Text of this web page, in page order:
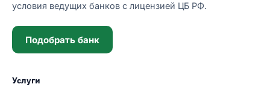
условия ведущих банков с лицензией ЦБ РФ.
Подобрать банк
Услуги